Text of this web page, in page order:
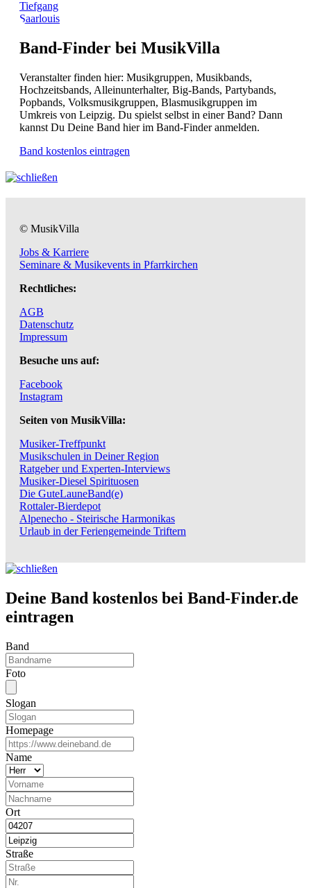
Tiefgang
Saarlouis
Band-Finder bei MusikVilla
Veranstalter finden hier: Musikgruppen, Musikbands,
Hochzeitsbands, Alleinunterhalter, Big-Bands, Partybands,
Popbands, Volksmusikgruppen, Blasmusikgruppen im
Umkreis von Leipzig. Du spielst selbst in einer Band? Dann
kannst Du Deine Band hier im Band-Finder anmelden.
Band kostenlos eintragen
© MusikVilla
Jobs & Karriere
Seminare & Musikevents in Pfarrkirchen
Rechtliches:
AGB
Datenschutz
Impressum
Besuche uns auf:
Facebook
Instagram
Seiten von MusikVilla:
Musiker-Treffpunkt
Musikschulen in Deiner Region
Ratgeber und Experten-Interviews
Musiker-Diesel Spirituosen
Die GuteLauneBand(e)
Rottaler-Bierdepot
Alpenecho - Steirische Harmonikas
Urlaub in der Feriengemeinde Triftern
Deine Band kostenlos bei Band-Finder.de
eintragen
Band
Foto
Slogan
Homepage
Name
Ort
Straße